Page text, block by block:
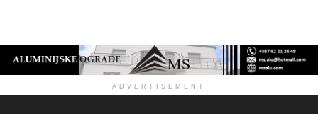
ADVERTISEMENT